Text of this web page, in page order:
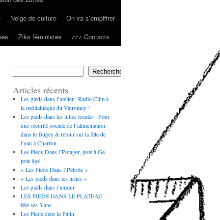
Neige de culture
On va s’empiffrer
Ziks féministes zzz Contacts
Rechercher
Articles récents
Les pieds dans l’atelier : Radio Clim à
la médiathèque du Valromey !
Les pieds dans les luttes locales : Pour
une sécurité sociale de l’alimentation
dans le Bugey & retour sur la fête de
l’eau à Charron
Les Pieds Dans l’Potager, pote à Gé,
pote âgé
« Les Pieds Dans l’Pétrole »
« Les pieds dans les urnes »
Les pieds dans l’amour
LES PIEDS DANS LE PLATEAU
fête ses 3 ans
Les Pieds dans le Patin